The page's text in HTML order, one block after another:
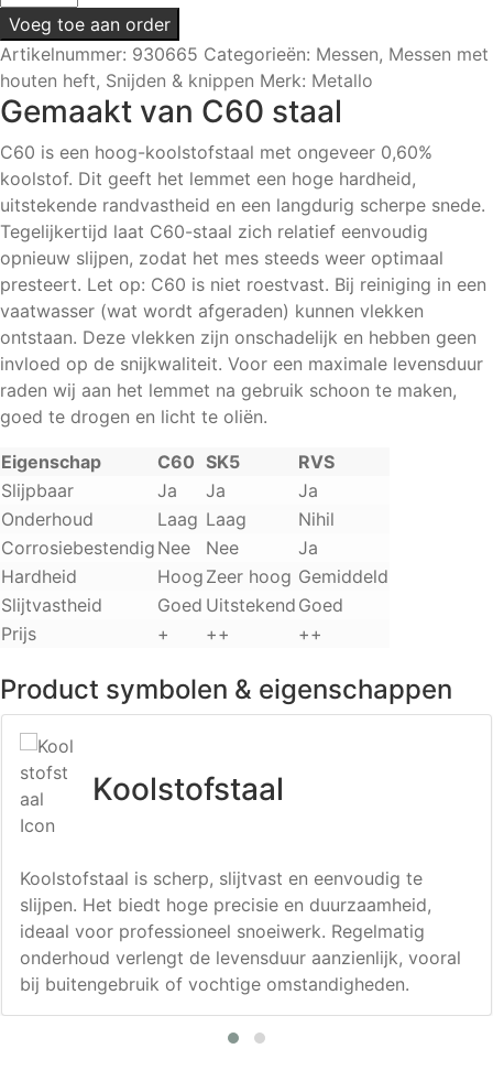
|
75
mm
|
C60
|
Hout
aantal
Voeg toe aan order
Artikelnummer: 930665 Categorieën: Messen, Messen met
houten heft, Snijden & knippen Merk: Metallo
Gemaakt van C60 staal
C60 is een hoog-koolstofstaal met ongeveer 0,60%
koolstof. Dit geeft het lemmet een hoge hardheid,
uitstekende randvastheid en een langdurig scherpe snede.
Tegelijkertijd laat C60-staal zich relatief eenvoudig
opnieuw slijpen, zodat het mes steeds weer optimaal
presteert. Let op: C60 is niet roestvast. Bij reiniging in een
vaatwasser (wat wordt afgeraden) kunnen vlekken
ontstaan. Deze vlekken zijn onschadelijk en hebben geen
invloed op de snijkwaliteit. Voor een maximale levensduur
raden wij aan het lemmet na gebruik schoon te maken,
goed te drogen en licht te oliën.
Eigenschap C60 SK5
RVS
Slijpbaar
Ja Ja
Ja
Onderhoud
Laag Laag
Nihil
Corrosiebestendig Nee Nee
Ja
Hardheid
Hoog Zeer hoog Gemiddeld
Slijtvastheid
Goed Uitstekend Goed
Prijs
+ ++ ++
Product symbolen & eigenschappen
Koolstofstaal
Koolstofstaal is scherp, slijtvast en eenvoudig te
slijpen. Het biedt hoge precisie en duurzaamheid,
ideaal voor professioneel snoeiwerk. Regelmatig
onderhoud verlengt de levensduur aanzienlijk, vooral
bij buitengebruik of vochtige omstandigheden.